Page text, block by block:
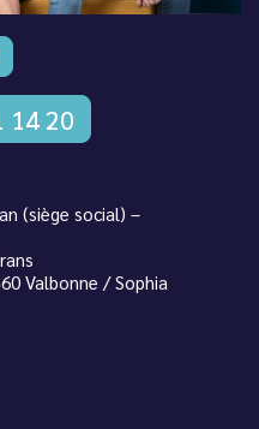
NOUS
14 20
(siège social) –
Valbonne / Sophia